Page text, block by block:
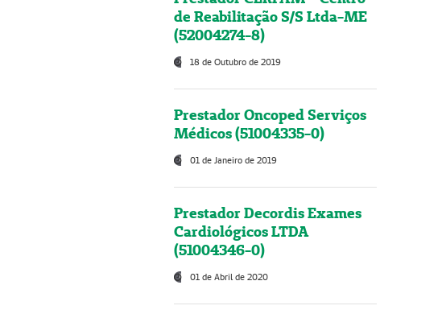
de Reabilitação S/S Ltda-ME
(52004274-8)
18 de Outubro de 2019
Prestador Oncoped Serviços
Médicos (51004335-0)
01 de Janeiro de 2019
Prestador Decordis Exames
Cardiológicos LTDA
(51004346-0)
01 de Abril de 2020